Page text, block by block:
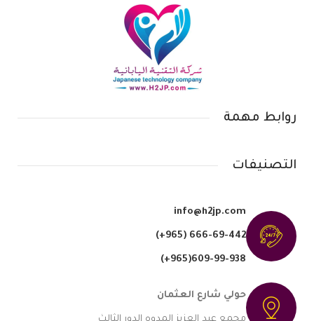
روابط مهمة
التصنيفات
info@h2jp.com
(+965) 666-69-442
609-99-938(965+)
حولي شارع العثمان